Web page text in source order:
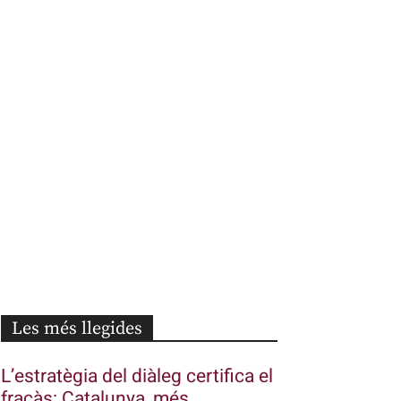
Les més llegides
L’estratègia del diàleg certifica el